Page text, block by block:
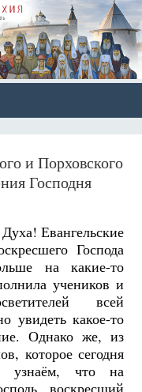
и Порховского
Господня
Евангельские
Господа
на какие-то
учеников и
всей
увидеть какое-то
Однако же, из
которое сегодня
узнаём, что на
воскресший